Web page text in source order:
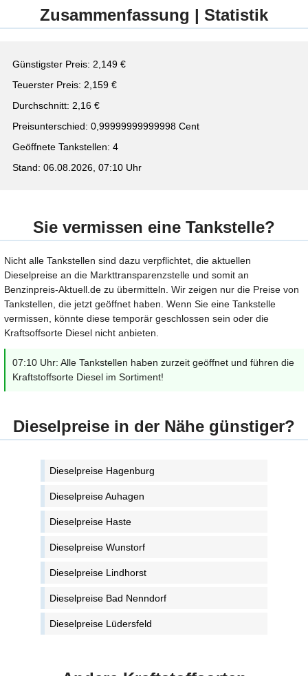
Zusammenfassung | Statistik
Günstigster Preis: 2,149 €
Teuerster Preis: 2,159 €
Durchschnitt: 2,16 €
Preisunterschied: 0,99999999999998 Cent
Geöffnete Tankstellen: 4
Stand: 06.08.2026, 07:10 Uhr
Sie vermissen eine Tankstelle?
Nicht alle Tankstellen sind dazu verpflichtet, die aktuellen
Dieselpreise an die Markttransparenzstelle und somit an
Benzinpreis-Aktuell.de zu übermitteln. Wir zeigen nur die Preise von
Tankstellen, die jetzt geöffnet haben. Wenn Sie eine Tankstelle
vermissen, könnte diese temporär geschlossen sein oder die
Kraftsoffsorte Diesel nicht anbieten.
07:10 Uhr: Alle Tankstellen haben zurzeit geöffnet und führen die
Kraftstoffsorte Diesel im Sortiment!
Dieselpreise in der Nähe günstiger?
Dieselpreise Hagenburg
Dieselpreise Auhagen
Dieselpreise Haste
Dieselpreise Wunstorf
Dieselpreise Lindhorst
Dieselpreise Bad Nenndorf
Dieselpreise Lüdersfeld